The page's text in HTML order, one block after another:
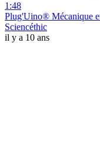
1:48
Plug'Uino® Mécanique
Sciencéthic
il y a 10 ans